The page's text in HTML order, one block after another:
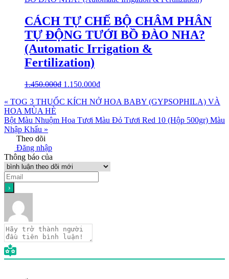
CÁCH TỰ CHẾ BỘ CHÂM PHÂN
TỰ ĐỘNG TƯỚI BỒ ĐÀO NHA?
(Automatic Irrigation &
Fertilization)
1.450.000₫ 1.150.000₫
« TOG 3 THUỐC KÍCH NỞ HOA BABY (GYPSOPHILA) VÀ
HOA MÙA HÈ
Bột Màu Nhuộm Hoa Tươi Màu Đỏ Tươi Red 10 (Hộp 500gr) Màu
Nhập Khẩu »
Theo dõi
Đăng nhập
Thông báo của